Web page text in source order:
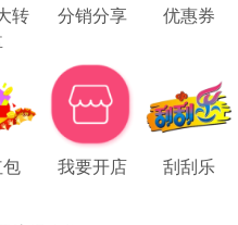
转
分销分享 优惠券
包 我要开店 刮刮乐
时限量购拼手速！~
地直供！